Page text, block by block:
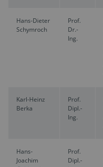
Hans-Dieter
Schymroch
Prof.
Dr.-
Ing.
Karl-Heinz
Berka
Prof.
Dipl.-
Ing.
Hans-
Joachim
Prof.
Dipl.-